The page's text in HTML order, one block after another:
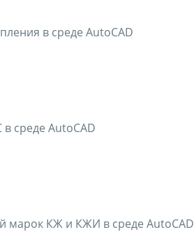
в среде AutoCAD
среде AutoCAD
марок КЖ и КЖИ в среде AutoCAD